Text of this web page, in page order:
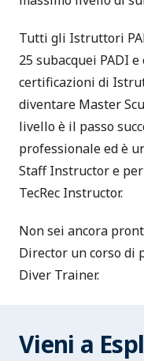
Tutti gli Istruttori
25 subacquei PADI
certificazioni di
diventare Master
livello è il passo
professionale ed è
Staff Instructore
TecRec Instructor.
Non sei ancora
Director un corso di
Diver Trainer.
Vieni a